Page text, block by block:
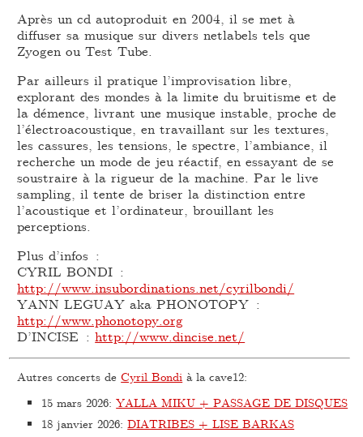
Après un cd autoproduit en 2004, il se met à
diffuser sa musique sur divers netlabels tels que
Zyogen ou Test Tube.
Par ailleurs il pratique l’improvisation libre,
explorant des mondes à la limite du bruitisme et de
la démence, livrant une musique instable, proche de
l’électroacoustique, en travaillant sur les textures,
les cassures, les tensions, le spectre, l’ambiance, il
recherche un mode de jeu réactif, en essayant de se
soustraire à la rigueur de la machine. Par le live
sampling, il tente de briser la distinction entre
l’acoustique et l’ordinateur, brouillant les
perceptions.
Plus d’infos :
CYRIL BONDI :
http://www.insubordinations.net/cyrilbondi/
YANN LEGUAY aka PHONOTOPY :
http://www.phonotopy.org
D’INCISE :http://www.dincise.net/
Autres concerts deCyril Bondi à la cave12:
15 mars 2026:YALLA MIKU + PASSAGE DE DISQUES
18 janvier 2026:DIATRIBES + LISE BARKAS